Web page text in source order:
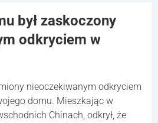
był zaskoczony
odkryciem w
nieoczekiwanym odkryciem
domu. Mieszkając w
Chinach, odkrył, że